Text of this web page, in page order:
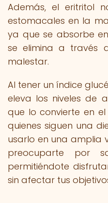
Además, el eritritol
estomacales en la
ya que se absorbe
se elimina a través
malestar.
Al tener un índice
eleva los niveles de
que lo convierte en
quienes siguen una
usarlo en una amplia
preocuparte por
permitiéndote
sin afectar tus